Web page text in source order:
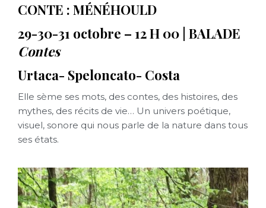
CONTE : MÉNÉHOULD
29-30-31 octobre – 12 H 00 | BALADE
Contes
Urtaca- Speloncato- Costa
Elle sème ses mots, des contes, des histoires, des
mythes, des récits de vie… Un univers poétique,
visuel, sonore qui nous parle de la nature dans tous
ses états.